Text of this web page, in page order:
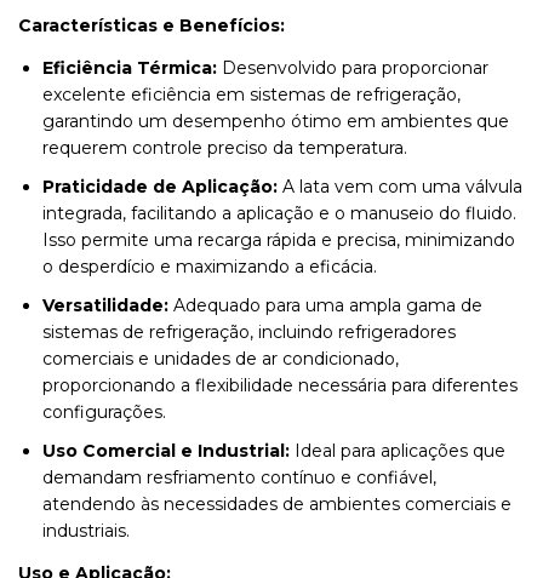
Características e Benefícios:
Eficiência Térmica: Desenvolvido para proporcionar
excelente eficiência em sistemas de refrigeração,
garantindo um desempenho ótimo em ambientes que
requerem controle preciso da temperatura.
Praticidade de Aplicação: A lata vem com uma válvula
integrada, facilitando a aplicação e o manuseio do fluido.
Isso permite uma recarga rápida e precisa, minimizando
o desperdício e maximizando a eficácia.
Versatilidade: Adequado para uma ampla gama de
sistemas de refrigeração, incluindo refrigeradores
comerciais e unidades de ar condicionado,
proporcionando a flexibilidade necessária para diferentes
configurações.
Uso Comercial e Industrial: Ideal para aplicações que
demandam resfriamento contínuo e confiável,
atendendo às necessidades de ambientes comerciais e
industriais.
Uso e Aplicação: